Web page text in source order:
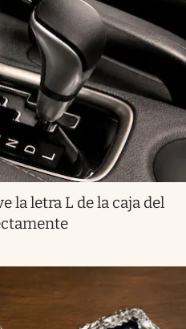
la letra L de la caja del